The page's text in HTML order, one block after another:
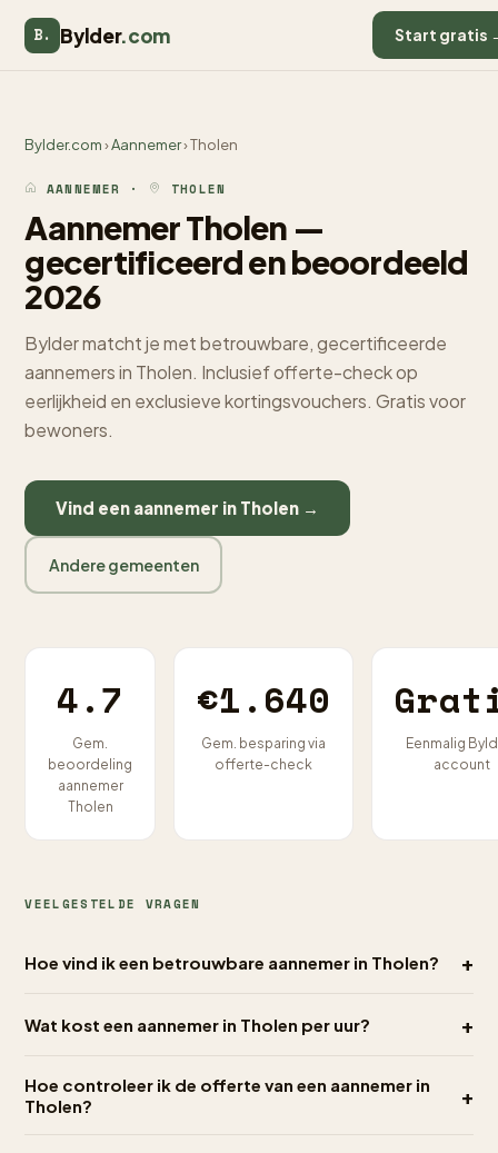
B. Bylder.com Start gratis
Bylder.com›Aannemer› Tholen
AANNEMER · THOLEN
Aannemer Tholen —
gecertificeerd en beoordeeld
2026
Bylder matcht je met betrouwbare, gecertificeerde
aannemers in Tholen. Inclusief offerte-check op
eerlijkheid en exclusieve kortingsvouchers. Gratis voor
bewoners.
Vind een aannemer in Tholen →
Andere gemeenten
4.7
Gem.
beoordeling
aannemer
Tholen
€1.640
Gem. besparing via
offerte-check
Eenmalig
account
VEELGESTELDE VRAGEN
Hoe vind ik een betrouwbare aannemer in Tholen? +
Wat kost een aannemer in Tholen per uur? +
Hoe controleer ik de offerte van een aannemer in
Tholen?
+